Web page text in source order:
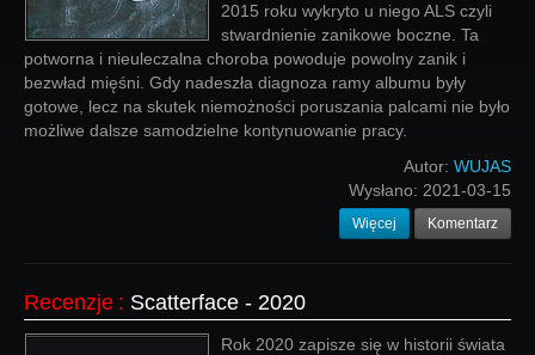
2015 roku wykryto u niego ALS czyli
stwardnienie zanikowe boczne. Ta
potworna i nieuleczalna choroba powoduje powolny zanik i
bezwład mięśni. Gdy nadeszła diagnoza ramy albumu były
gotowe, lecz na skutek niemożności poruszania palcami nie było
możliwe dalsze samodzielne kontynuowanie pracy.
Autor: WUJAS
Wysłano: 2021-03-15
Więcej Komentarz
Recenzje : Scatterface - 2020
Rok 2020 zapisze się w historii świata